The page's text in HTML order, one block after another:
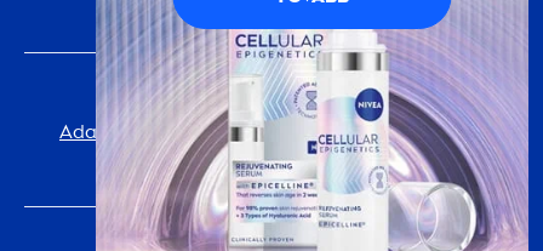
FONTOS INFORMÁCIÓ
Adatvédelmi Tájékoztató
Cookie-beállítások
impresszum
NIVEAVILÁGA
KÖVESS MINKET